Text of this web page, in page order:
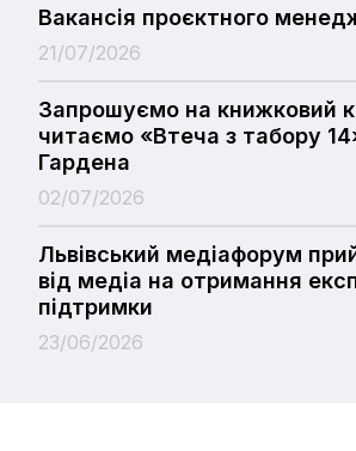
Вакансія проєктного
21/07/2026
Запрошуємо на книжковий
читаємо «Втеча з табору
Гардена
02/07/2026
Львівський медіафорум
від медіа на отримання
підтримки
23/06/2026